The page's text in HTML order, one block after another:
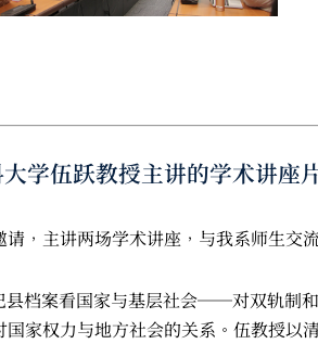
学伍跃教授主讲的学术讲座
，主讲两场学术讲座，与我系师生交流
档案看国家与基层社会──对双轨制
家权力与地方社会的关系。伍教授